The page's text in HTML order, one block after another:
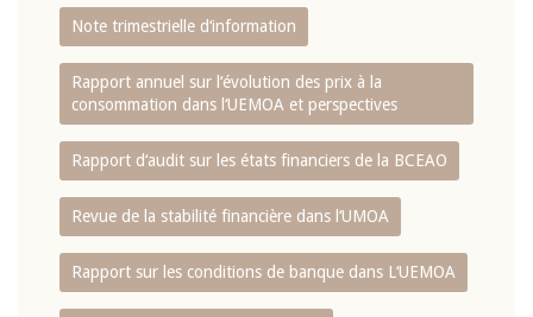
Note trimestrielle d‘information
Rapport annuel sur l‘évolution des prix à la
consommation dans l‘UEMOA et perspectives
Rapport d‘audit sur les états financiers de la BCEAO
Revue de la stabilité financière dans l‘UMOA
Rapport sur les conditions de banque dans L‘UEMOA